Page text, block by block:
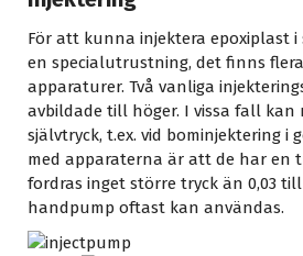
För att kunna injektera epoxiplast
en specialutrustning, det finns
apparaturer. Två vanliga
avbildade till höger. I vissa fall kan
självtryck, t.ex. vid bominjektering i
med apparaterna är att de har en
fordras inget större tryck än 0,03 till
handpump oftast kan användas.